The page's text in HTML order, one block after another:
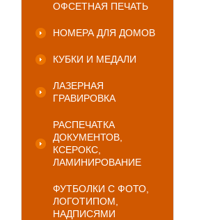
ОФСЕТНАЯ ПЕЧАТЬ
НОМЕРА ДЛЯ ДОМОВ
КУБКИ И МЕДАЛИ
ЛАЗЕРНАЯ
ГРАВИРОВКА
РАСПЕЧАТКА
ДОКУМЕНТОВ,
КСЕРОКС,
ЛАМИНИРОВАНИЕ
ФУТБОЛКИ С ФОТО,
ЛОГОТИПОМ,
НАДПИСЯМИ